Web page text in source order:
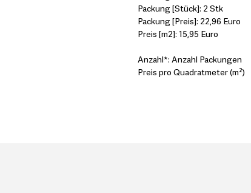
Packung [Stück]: 2 Stk
Packung [Preis]: 22,96 Euro
Preis [m2]: 15,95 Euro
Anzahl*: Anzahl Packungen
Preis pro Quadratmeter (m²)